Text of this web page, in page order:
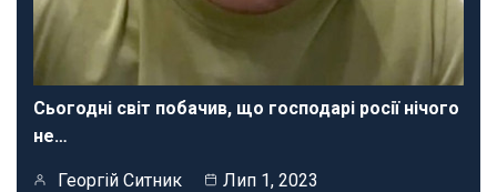
Сьогодні світ побачив, що господарі росії нічого
не…
Георгій Ситник Лип 1, 2023